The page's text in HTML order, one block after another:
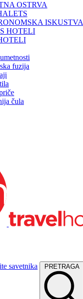
OSTRVA
ISKUSTVA
HOTELI
fuzija
čula
savetnika PRETRAGA